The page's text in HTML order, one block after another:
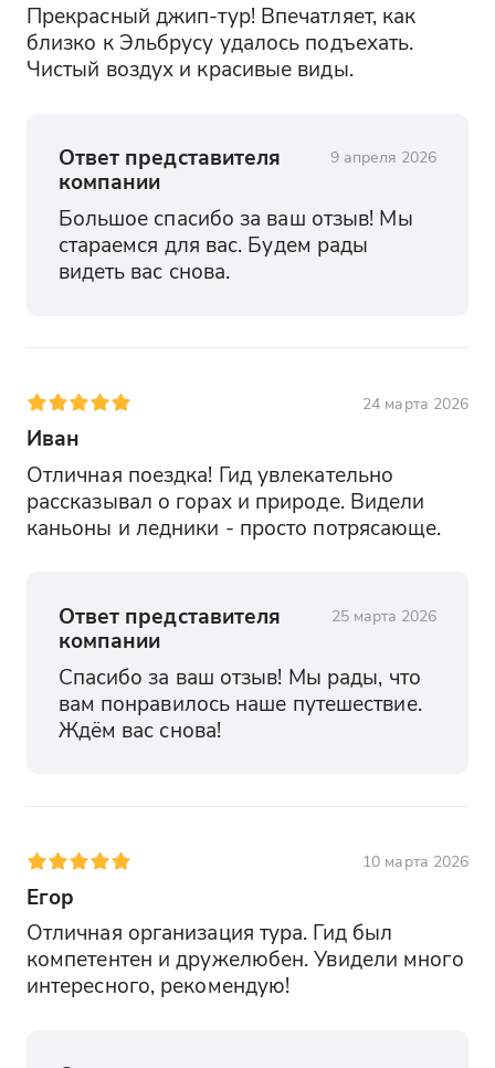
Прекрасный джип-тур! Впечатляет, как
близко к Эльбрусу удалось подъехать.
Чистый воздух и красивые виды.
Ответ представителя
компании
9 апреля 2026
Большое спасибо за ваш отзыв! Мы
стараемся для вас. Будем рады
видеть вас снова.
24 марта 2026
Иван
Отличная поездка! Гид увлекательно
рассказывал о горах и природе. Видели
каньоны и ледники - просто потрясающе.
Ответ представителя
компании
25 марта 2026
Спасибо за ваш отзыв! Мы рады, что
вам понравилось наше путешествие.
Ждём вас снова!
10 марта 2026
Егор
Отличная организация тура. Гид был
компетентен и дружелюбен. Увидели много
интересного, рекомендую!